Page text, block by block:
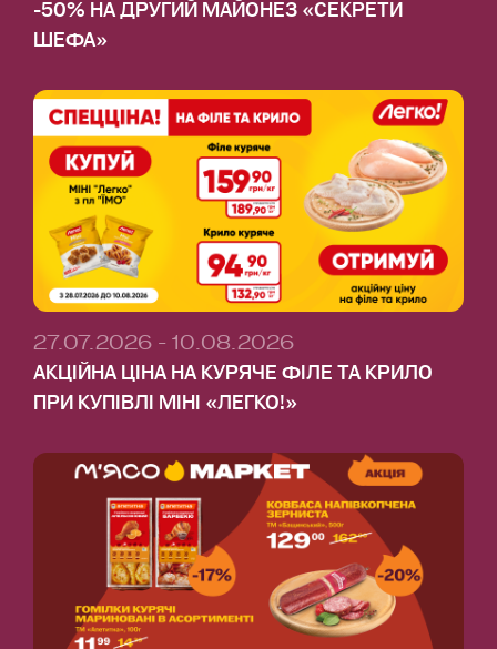
-50% НА ДРУГИЙ МАЙОНЕЗ «СЕКРЕТИ
ШЕФА»
27.07.2026 - 10.08.2026
АКЦІЙНА ЦІНА НА КУРЯЧЕ ФІЛЕ ТА КРИЛО
ПРИ КУПІВЛІ МІНІ «ЛЕГКО!»